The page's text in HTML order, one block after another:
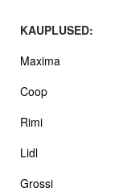
KAUPLUSED:
Maxima
Coop
Rimi
Lidl
Grossi